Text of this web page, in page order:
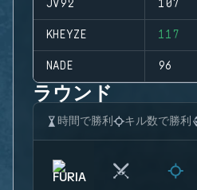
JV92 107
KHEYZE 117
NADE 96
ラウンド
時間で勝利 キル数で勝利